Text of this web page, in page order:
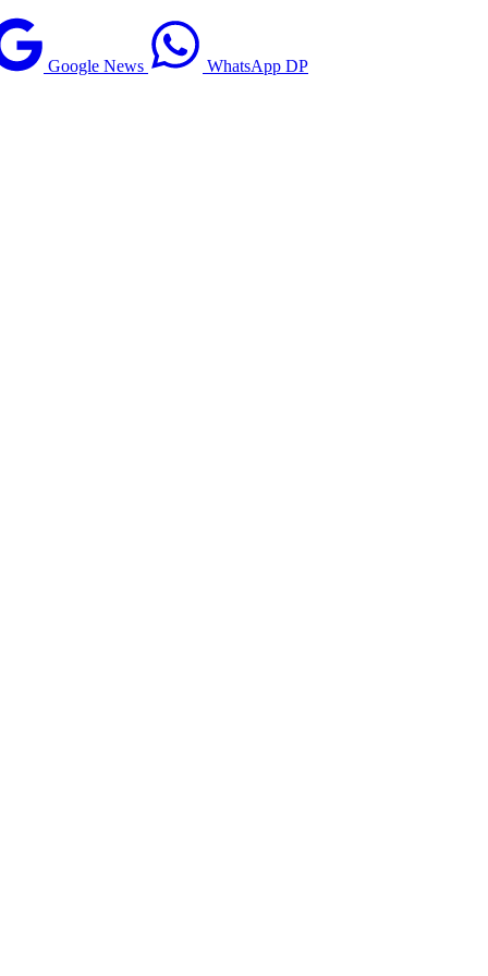
Google News WhatsApp DP